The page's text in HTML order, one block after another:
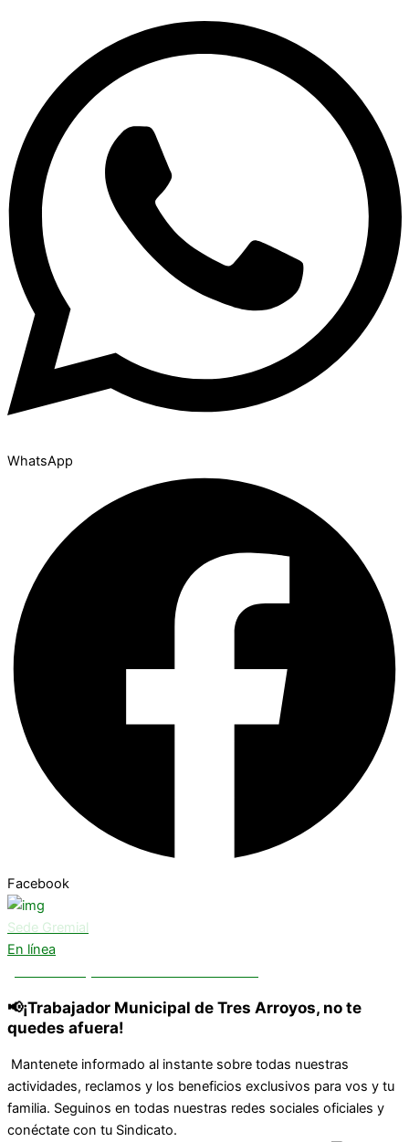
WhatsApp
Facebook
Sede Gremial
En línea
📢¡Trabajador Municipal de Tres Arroyos, no te
quedes afuera!
Mantenete informado al instante sobre todas nuestras
actividades, reclamos y los beneficios exclusivos para vos y tu
familia. Seguinos en todas nuestras redes sociales oficiales y
conéctate con tu Sindicato.